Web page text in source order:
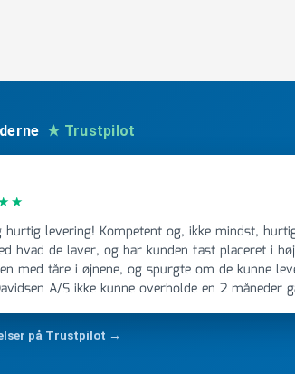
★ Trustpilot
og, ikke mindst, hurtig ekspedition!
hvad de laver, og har kunden fast placeret i
med tåre i øjnene, og spurgte om de kunne
A/S ikke kunne overholde en 2 måneder
ned, og næste gang jeg skal bruge noget, vil jeg
De varmeste og venligste hilsner fra Rene
på Trustpilot →